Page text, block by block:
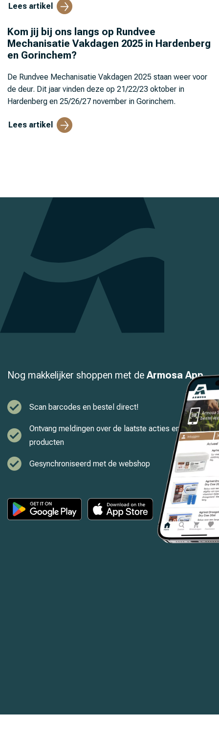
Lees artikel
Kom jij bij ons langs op Rundvee
Mechanisatie Vakdagen 2025 in Hardenberg
en Gorinchem?
De Rundvee Mechanisatie Vakdagen 2025 staan weer voor
de deur. Dit jaar vinden deze op 21/22/23 oktober in
Hardenberg en 25/26/27 november in Gorinchem.
Lees artikel
Nog makkelijker shoppen met de Armosa App
Scan barcodes en bestel direct!
Ontvang meldingen over de laatste acties en
producten
Gesynchroniseerd met de webshop